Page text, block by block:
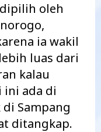
oleh
ia wakil
luas dari
kalau
ini ada di
Sampang
ditangkap.